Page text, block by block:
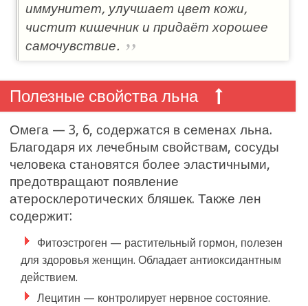
иммунитет, улучшает цвет кожи,
чистит кишечник и придаёт хорошее
самочувствие.
Полезные свойства льна
Омега — 3, 6, содержатся в семенах льна.
Благодаря их лечебным свойствам, сосуды
человека становятся более эластичными,
предотвращают появление
атеросклеротических бляшек. Также лен
содержит:
Фитоэстроген — растительный гормон, полезен
для здоровья женщин. Обладает антиоксидантным
действием.
Лецитин — контролирует нервное состояние.